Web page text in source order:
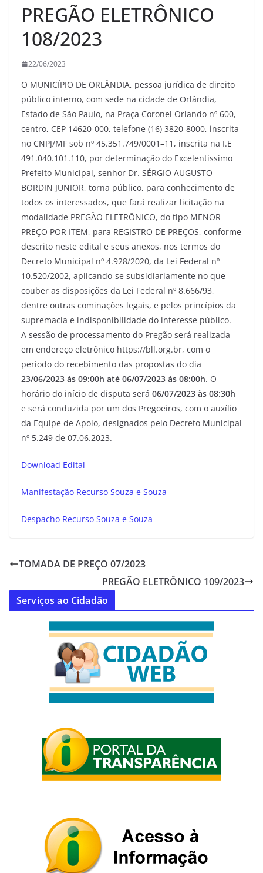
PREGÃO ELETRÔNICO
108/2023
22/06/2023
O MUNICÍPIO DE ORLÂNDIA, pessoa jurídica de direito
público interno, com sede na cidade de Orlândia,
Estado de São Paulo, na Praça Coronel Orlando nº 600,
centro, CEP 14620-000, telefone (16) 3820-8000, inscrita
no CNPJ/MF sob nº 45.351.749/0001–11, inscrita na I.E
491.040.101.110, por determinação do Excelentíssimo
Prefeito Municipal, senhor Dr. SÉRGIO AUGUSTO
BORDIN JUNIOR, torna público, para conhecimento de
todos os interessados, que fará realizar licitação na
modalidade PREGÃO ELETRÔNICO, do tipo MENOR
PREÇO POR ITEM, para REGISTRO DE PREÇOS, conforme
descrito neste edital e seus anexos, nos termos do
Decreto Municipal nº 4.928/2020, da Lei Federal nº
10.520/2002, aplicando-se subsidiariamente no que
couber as disposições da Lei Federal nº 8.666/93,
dentre outras cominações legais, e pelos princípios da
supremacia e indisponibilidade do interesse público.
A sessão de processamento do Pregão será realizada
em endereço eletrônico https://bll.org.br, com o
período do recebimento das propostas do dia
23/06/2023 às 09:00h até 06/07/2023 às 08:00h. O
horário do início de disputa será 06/07/2023 às 08:30h
e será conduzida por um dos Pregoeiros, com o auxílio
da Equipe de Apoio, designados pelo Decreto Municipal
nº 5.249 de 07.06.2023.
Download Edital
Manifestação Recurso Souza e Souza
Despacho Recurso Souza e Souza
TOMADA DE PREÇO 07/2023
PREGÃO ELETRÔNICO 109/2023
Serviços ao Cidadão